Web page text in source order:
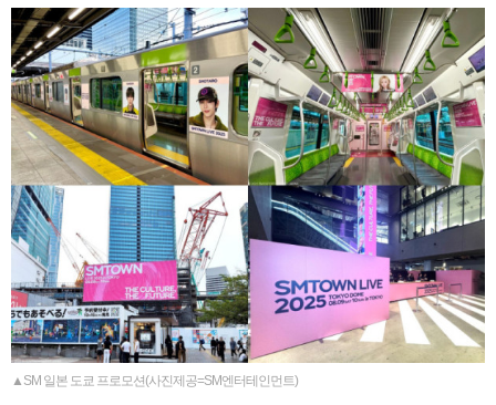
▲SM 일본 도쿄 프로모션(사진제공=SM엔터테인먼트)